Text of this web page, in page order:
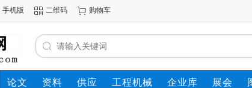
手机版 二维码 购物车
论文 资料 供应 工程机械 企业库 展会